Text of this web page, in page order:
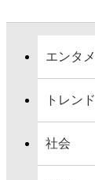
エンタメ
トレンド
社会